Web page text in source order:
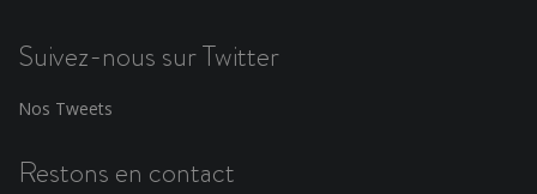
Suivez-nous sur Twitter
Nos Tweets
Restons en contact